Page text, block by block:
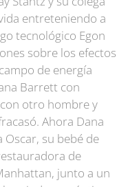
entreteniendo a
tecnológico Egon
sobre los efectos
de energía
Barrett con
otro hombre y
Ahora Dana
Oscar, su bebé de
de
junto a un